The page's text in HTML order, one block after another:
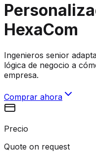
HexaCom
Ingenieros senior
lógica de negocio a
empresa.
Comprar ahora
Precio
Quote on request